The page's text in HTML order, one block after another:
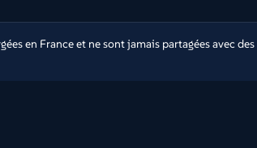
en France et ne sont jamais partagées avec des